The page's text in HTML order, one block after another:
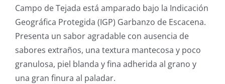
Campo de Tejada está amparado bajo la Indicación
Geográfica Protegida (IGP) Garbanzo de Escacena.
Presenta un sabor agradable con ausencia de
sabores extraños, una textura mantecosa y poco
granulosa, piel blanda y fina adherida al grano y
una gran finura al paladar.